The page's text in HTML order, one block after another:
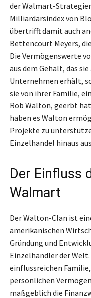
der Walmart-
Milliardärsindex von
übertrifft damit auch
Bettencourt Meyers,
Die Vermögenswerte
aus dem Gehalt, das
Unternehmen erhält,
sie von ihrer Familie,
Rob Walton, geerbt
haben es Walton
Projekte zu
Einzelhandel hinaus
Der Einfluss
Walmart
Der Walton-Clan ist
amerikanischen
Gründung und
Einzelhändler der
einflussreichen
persönlichen
maßgeblich die